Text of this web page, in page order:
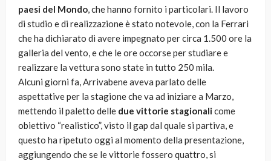
paesi del Mondo, che hanno fornito i particolari. Il lavoro
di studio e di realizzazione è stato notevole, con la Ferrari
che ha dichiarato di avere impegnato per circa 1.500 ore la
galleria del vento, e che le ore occorse per studiare e
realizzare la vettura sono state in tutto 250 mila.
Alcuni giorni fa, Arrivabene aveva parlato delle
aspettative per la stagione che va ad iniziare a Marzo,
mettendo il paletto delle due vittorie stagionalicome
obiettivo “realistico”, visto il gap dal quale si partiva, e
questo ha ripetuto oggi al momento della presentazione,
aggiungendo che se le vittorie fossero quattro, si